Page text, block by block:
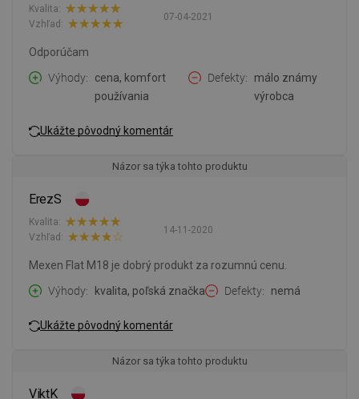
07-04-2021
Kvalita:
Vzhľad:
Odporúčam
Výhody
cena, komfort
používania
Defekty
málo známy
výrobca
Ukážte pôvodný komentár
Názor sa týka tohto produktu
ErezS
14-11-2020
Kvalita:
Vzhľad:
Mexen Flat M18 je dobrý produkt za rozumnú cenu.
Výhody
kvalita, poľská značka Defekty nemá
Ukážte pôvodný komentár
Názor sa týka tohto produktu
ViktK